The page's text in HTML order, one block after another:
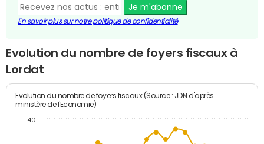
Je m'abonne
En savoir plus sur notre politique de confidentialité
Evolution du nombre de foyers fiscaux à
Lordat
Evolution du nombre de foyers fiscaux (Source : JDN d'après
ministère de l'Economie)
40